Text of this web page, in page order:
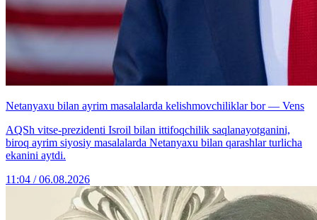
Netanyaxu bilan ayrim masalalarda kelishmovchiliklar bor — Vens
AQSh vitse-prezidenti Isroil bilan ittifoqchilik saqlanayotganini,
biroq ayrim siyosiy masalalarda Netanyaxu bilan qarashlar turlicha
ekanini aytdi.
11:04 / 06.08.2026